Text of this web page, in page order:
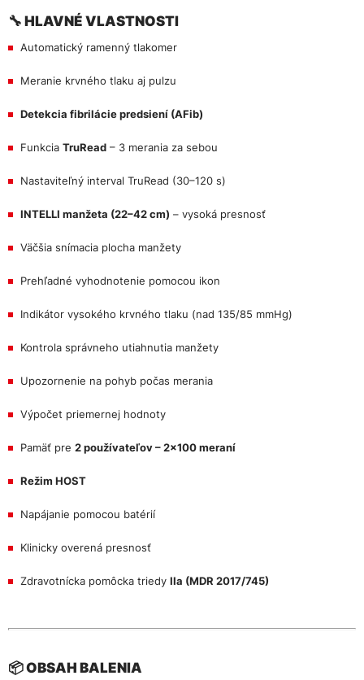
🔧 HLAVNÉ VLASTNOSTI
Automatický ramenný tlakomer
Meranie krvného tlaku aj pulzu
Detekcia fibrilácie predsiení (AFib)
Funkcia TruRead – 3 merania za sebou
Nastaviteľný interval TruRead (30–120 s)
INTELLI manžeta (22–42 cm) – vysoká presnosť
Väčšia snímacia plocha manžety
Prehľadné vyhodnotenie pomocou ikon
Indikátor vysokého krvného tlaku (nad 135/85 mmHg)
Kontrola správneho utiahnutia manžety
Upozornenie na pohyb počas merania
Výpočet priemernej hodnoty
Pamäť pre 2 používateľov – 2×100 meraní
Režim HOST
Napájanie pomocou batérií
Klinicky overená presnosť
Zdravotnícka pomôcka triedy IIa (MDR 2017/745)
📦 OBSAH BALENIA